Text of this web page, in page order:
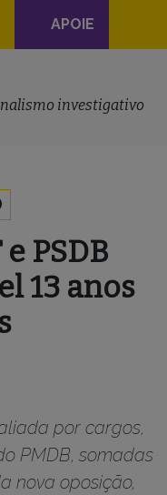
APOIE
investigativo
e PSDB
13 anos
por cargos,
PMDB, somadas
nova oposição,